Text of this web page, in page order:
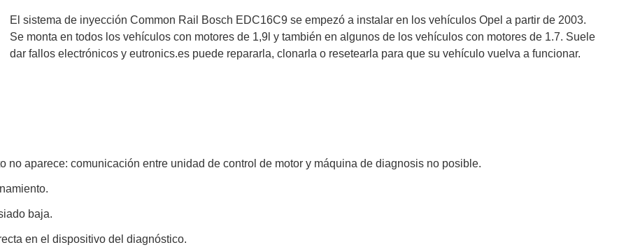
El sistema de inyección Common Rail Bosch EDC16C9 se empezó a instalar en los vehículos Opel a partir de 2003.
Se monta en todos los vehículos con motores de 1,9l y también en algunos de los vehículos con motores de 1.7. Suele
dar fallos electrónicos y eutronics.es puede repararla, clonarla o resetearla para que su vehículo vuelva a funcionar.
no aparece: comunicación entre unidad de control de motor y máquina de diagnosis no posible.
baja.
en el dispositivo del diagnóstico.